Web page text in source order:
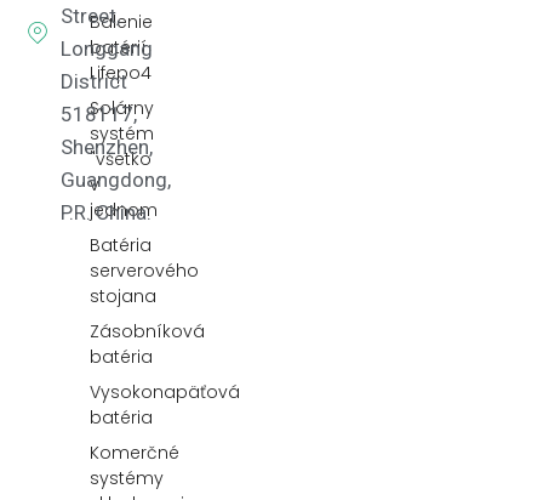
Balenie
batérií
Lifepo4
Solárny
systém
"všetko
v
jednom
Batéria
serverového
stojana
Zásobníková
batéria
Vysokonapäťová
batéria
Komerčné
systémy
Street,
Longgang
District
518117,
Shenzhen,
Guangdong,
P.R. China.